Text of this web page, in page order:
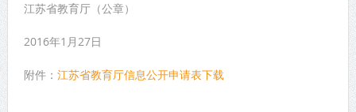
江苏省教育厅（公章）
2016年1月27日
附件： 江苏省教育厅信息公开申请表下载